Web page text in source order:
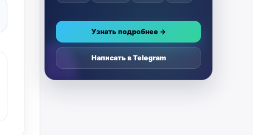
Узнать подробнее →
Написать в Telegram